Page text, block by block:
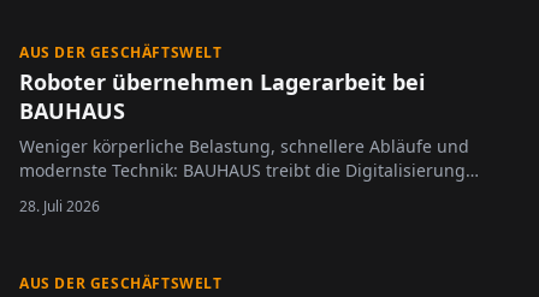
AUS DER GESCHÄFTSWELT
Roboter übernehmen Lagerarbeit bei
BAUHAUS
Weniger körperliche Belastung, schnellere Abläufe und
modernste Technik: BAUHAUS treibt die Digitalisierung
seiner Logistik weiter voran. Im Import- und Zentrallager in
Krefeld kommen künftig intelligente Roboter des
28. Juli 2026
AUS DER GESCHÄFTSWELT